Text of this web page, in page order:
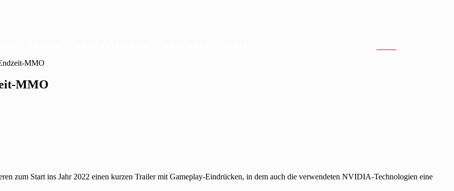
MMO
MMO
zum Start ins Jahr 2022 einen kurzen Trailer mit Gameplay-Eindrücken, in dem auch die verwendeten NVIDIA-Technologien eine